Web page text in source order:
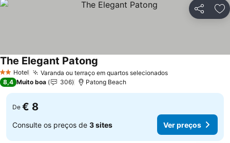
Partilhar
2 Estrelas
Hotel Varanda ou terraço em quartos selecionados
The Elegant Patong
8,4 Muito boa 306 Patong Beach
De € 8
Consulte os preços de 3 sites Ver preços